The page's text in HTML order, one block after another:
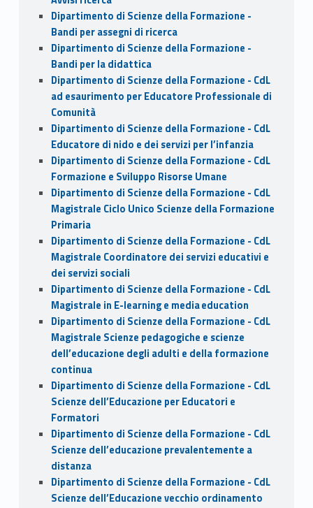
Dipartimento di Scienze della Formazione -
Bandi per assegni di ricerca
Dipartimento di Scienze della Formazione -
Bandi per la didattica
Dipartimento di Scienze della Formazione - CdL
ad esaurimento per Educatore Professionale di
Comunità
Dipartimento di Scienze della Formazione - CdL
Educatore di nido e dei servizi per l’infanzia
Dipartimento di Scienze della Formazione - CdL
Formazione e Sviluppo Risorse Umane
Dipartimento di Scienze della Formazione - CdL
Magistrale Ciclo Unico Scienze della Formazione
Primaria
Dipartimento di Scienze della Formazione - CdL
Magistrale Coordinatore dei servizi educativi e
dei servizi sociali
Dipartimento di Scienze della Formazione - CdL
Magistrale in E-learning e media education
Dipartimento di Scienze della Formazione - CdL
Magistrale Scienze pedagogiche e scienze
dell’educazione degli adulti e della formazione
continua
Dipartimento di Scienze della Formazione - CdL
Scienze dell’Educazione per Educatori e
Formatori
Dipartimento di Scienze della Formazione - CdL
Scienze dell’educazione prevalentemente a
distanza
Dipartimento di Scienze della Formazione - CdL
Scienze dell’Educazione vecchio ordinamento